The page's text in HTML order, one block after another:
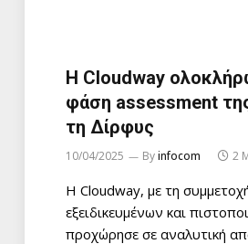
Η Cloudway
φάση assessment
τη Δίρφυς
10/04/2025 Byinfocom 2
Η Cloudway, με τη
εξειδικευμένων και
προχώρησε σε αναλυτική